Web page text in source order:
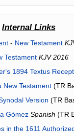
Internal Links
- New Testament
Testament KJV 2016
1894 Textus
New Testament(TR
Version (TR
Gómez Spanish (TR
in the 1611